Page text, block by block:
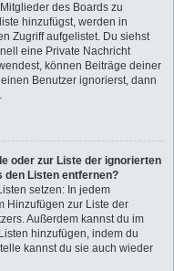
des Boards zu
hinzufügst, werden in
Zugriff aufgelistet. Du siehst
eine Private Nachricht
können Beiträge deiner
Benutzer ignorierst, dann
oder zur Liste der ignorierten
den Listen entfernen?
setzen: In jedem
Hinzufügen zur Liste der
Außerdem kannst du im
hinzufügen, indem du
kannst du sie auch wieder